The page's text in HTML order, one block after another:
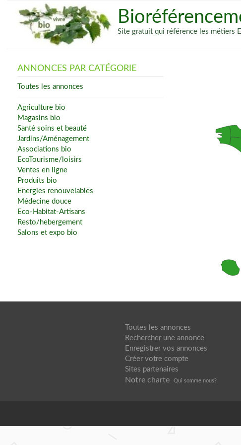
Site gratuit qui référence les métiers
ANNONCES PAR CATÉGORIE
Toutes les annonces
Agriculture bio
Magasins bio
Santé soins et beauté
Jardins/Aménagement
Associations bio
EcoTourisme/loisirs
Ventes en ligne
Produits bio
Energies renouvelables
Médecine douce
Eco-Habitat-Artisans
Resto/hebergement
Salons et expo bio
Toutes les annonces
Rechercher une annonce
Enregistrer vos annonces
Créer votre compte
Sites partenaires
Notre charte Qui somme nous?